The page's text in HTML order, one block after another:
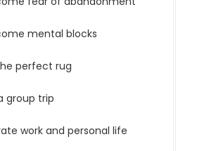
mental blocks
perfect rug
group trip
work and personal life